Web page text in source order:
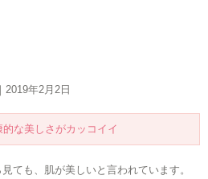
2019年2月2日
な美しさがカッコイイ
ても、肌が美しいと言われています。